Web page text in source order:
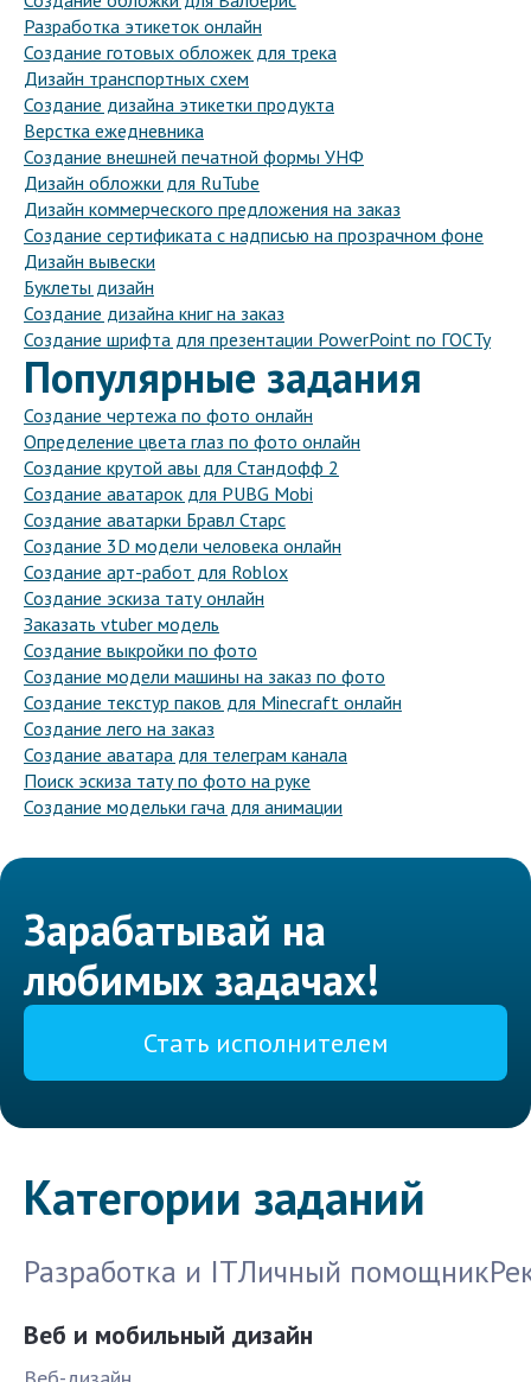
Разработка этикеток онлайн
Создание готовых обложек для трека
Дизайн транспортных схем
Создание дизайна этикетки продукта
Верстка ежедневника
Создание внешней печатной формы УНФ
Дизайн обложки для RuTube
Дизайн коммерческого предложения на заказ
Создание сертификата с надписью на прозрачном фоне
Дизайн вывески
Буклеты дизайн
Создание дизайна книг на заказ
Создание шрифта для презентации PowerPoint по ГОСТу
Популярные задания
Создание чертежа по фото онлайн
Определение цвета глаз по фото онлайн
Создание крутой авы для Стандофф 2
Создание аватарок для PUBG Mobi
Создание аватарки Бравл Старс
Создание 3D модели человека онлайн
Создание арт-работ для Roblox
Создание эскиза тату онлайн
Заказать vtuber модель
Создание выкройки по фото
Создание модели машины на заказ по фото
Создание текстур паков для Minecraft онлайн
Создание лего на заказ
Создание аватара для телеграм канала
Поиск эскиза тату по фото на руке
Создание модельки гача для анимации
Зарабатывай на
любимых задачах!
Стать исполнителем
Категории заданий
Разработка и ITЛичный помощник
Веб и мобильный дизайн